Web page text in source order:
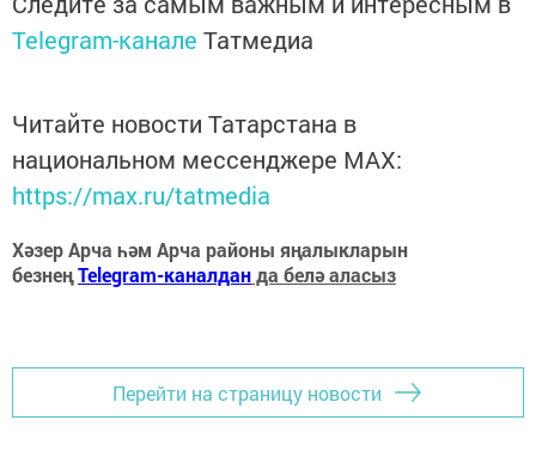
Telegram-канале Татмедиа
Читайте новости Татарстана в
национальном мессенджере MАХ:
https://max.ru/tatmedia
Хәзер Арча һәм Арча районы яңалыкларын
безнеңTelegram-каналданда белә аласыз
Перейти на страницу новости